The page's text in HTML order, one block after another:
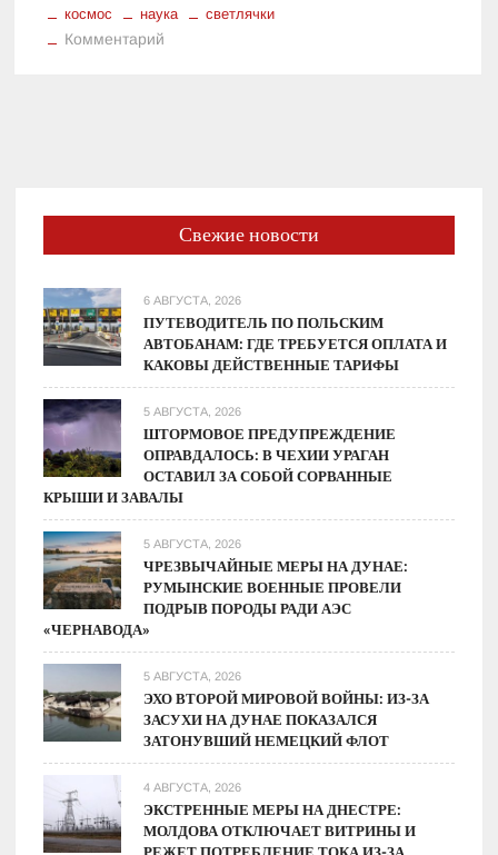
космос
наука светлячки
Комментарий
Джона
Гленна
Свежие новости
6 АВГУСТА, 2026
ПУТЕВОДИТЕЛЬ ПО ПОЛЬСКИМ
АВТОБАНАМ: ГДЕ ТРЕБУЕТСЯ ОПЛАТА И
КАКОВЫ ДЕЙСТВЕННЫЕ ТАРИФЫ
5 АВГУСТА, 2026
ШТОРМОВОЕ ПРЕДУПРЕЖДЕНИЕ
ОПРАВДАЛОСЬ: В ЧЕХИИ УРАГАН
ОСТАВИЛ ЗА СОБОЙ СОРВАННЫЕ
КРЫШИ И ЗАВАЛЫ
5 АВГУСТА, 2026
ЧРЕЗВЫЧАЙНЫЕ МЕРЫ НА ДУНАЕ:
РУМЫНСКИЕ ВОЕННЫЕ ПРОВЕЛИ
ПОДРЫВ ПОРОДЫ РАДИ АЭС
«ЧЕРНАВОДА»
5 АВГУСТА, 2026
ЭХО ВТОРОЙ МИРОВОЙ ВОЙНЫ: ИЗ-ЗА
ЗАСУХИ НА ДУНАЕ ПОКАЗАЛСЯ
ЗАТОНУВШИЙ НЕМЕЦКИЙ ФЛОТ
4 АВГУСТА, 2026
ЭКСТРЕННЫЕ МЕРЫ НА ДНЕСТРЕ:
МОЛДОВА ОТКЛЮЧАЕТ ВИТРИНЫ И